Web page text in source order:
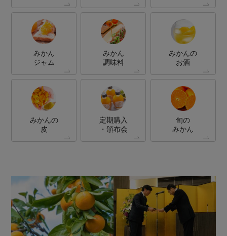
みかん
ジャム
みかん
調味料
みかんの
お酒
みかんの
皮
定期購入
・頒布会
旬の
みかん